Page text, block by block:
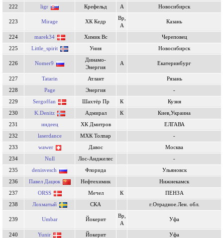
222
ligr Крефельд А Новосибирск
223 Mirage ХК Кедр
Вр,
А
Казань
224 marek34 Химик Вс
Череповец
225
Little_spirit Уния Новосибирск
226 Nomer9
Динамо-
Энергия
А Екатеринбург
227 Tatarin Атлант
Рязань
228
Page Энергия
-
229
Sergoffan Шахтёр Пр К
Кузня
230
K.Denitz Адмирал К
Киев,Украина
231
индеец ХК Дмитров
ЕЛГАВА
232
laserdance МХК Толпар
-
233
wawer Давос
Москва
234
Null Лос-Анджелес
-
235
denisvesch Флорида
Ульяновск
236
Павел Дацюк Нефтехимик
Нижнекамск
237
ORSS Мечел К
ПЕНЗА
238
Лохматый СКА г.Отрадное.Лен. обл.
239 Umbar Йокерит
Вр,
А
Уфа
240 Yunir Йокерит
Уфа